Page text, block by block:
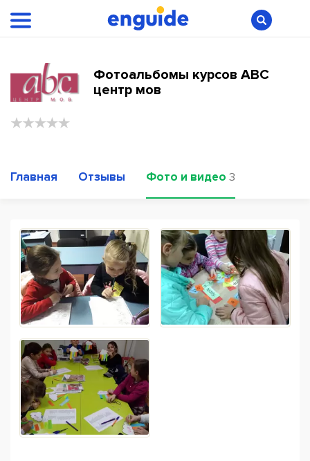
Фотоальбомы курсов ABC
центр мов
Главная Отзывы Фото и видео 3